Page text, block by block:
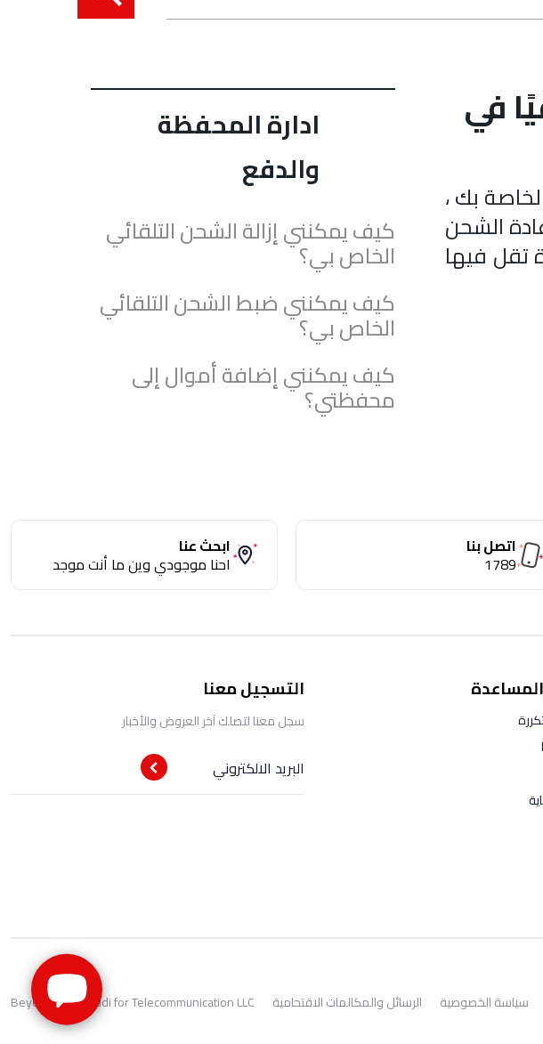
في
بك ،
الشحن
تقل فيها
ادارة المحفظة
والدفع
كيف يمكنني إزالة الشحن التلقائي
الخاص بي؟
كيف يمكنني ضبط الشحن التلقائي
الخاص بي؟
كيف يمكنني إضافة أموال إلى
محفظتي؟
اتصل بنا
1789
ابحث عنا
احنا موجودي وين ما أنت موجد
التسجيل معنا
سجل معنا لتصلك آخر العروض والأخبار
البريد الالكتروني
سياسة الخصوصية الرسائل والمكالمات الاقتحامية Beyond One Saudi for Telecommunication LLC